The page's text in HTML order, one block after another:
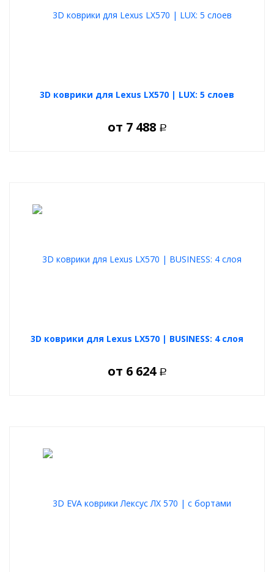
3D коврики для Lexus LX570 | LUX: 5 слоев
от 7 488 Р
3D коврики для Lexus LX570 | BUSINESS: 4 слоя
от 6 624 Р